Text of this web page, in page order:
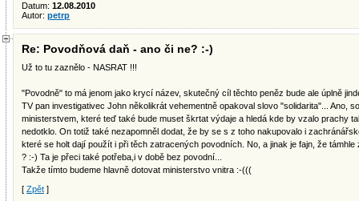
Datum: 12.08.2010
Autor: petrp
Re: Povodňová daň - ano či ne? :-)
Už to tu zaznělo - NASRAT !!!
"Povodně" to má jenom jako krycí název, skutečný cíl těchto peněz bude ale úplně
TV pan investigativec John několikrát vehementně opakoval slovo "solidarita"... Ano,
ministerstvem, které teď také bude muset škrtat výdaje a hledá kde by vzalo prachy
nedotklo. On totiž také nezapomněl dodat, že by se s z toho nakupovalo i
které se holt dají použít i při těch zatracených povodních. No, a jinak je fajn, že
? :-) Ta je přeci také potřeba,i v době bez povodní...
Takže tímto budeme hlavně dotovat ministerstvo vnitra :-(((
[ Zpět ]